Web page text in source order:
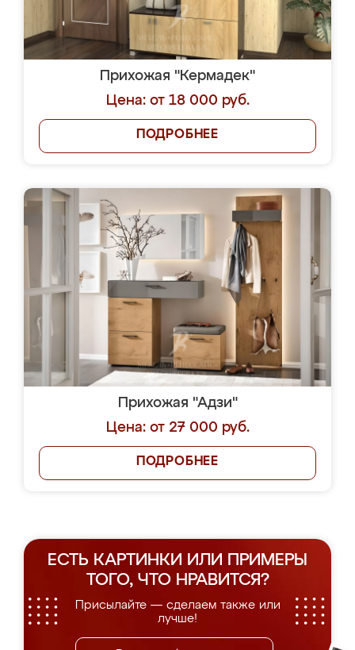
Прихожая "Кермадек"
Цена: от 18 000 руб.
ПОДРОБНЕЕ
Прихожая "Адзи"
Цена: от 27 000 руб.
ПОДРОБНЕЕ
ЕСТЬ КАРТИНКИ ИЛИ ПРИМЕРЫ
ТОГО, ЧТО НРАВИТСЯ?
Присылайте — сделаем также или
лучше!